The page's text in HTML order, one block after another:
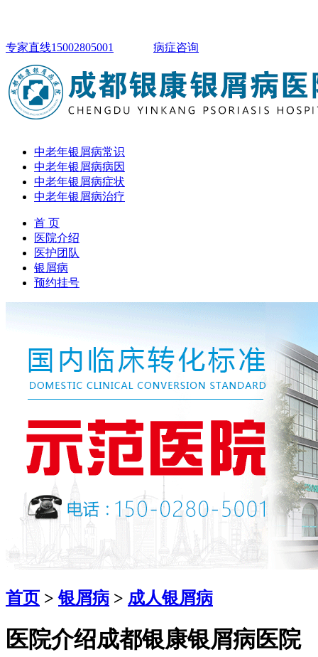
专家直线15002805001 病症咨询
中老年银屑病常识
中老年银屑病病因
中老年银屑病症状
中老年银屑病治疗
首 页
医院介绍
医护团队
银屑病
预约挂号
首页 >银屑病 > 成人银屑病
医院介绍成都银康银屑病医院